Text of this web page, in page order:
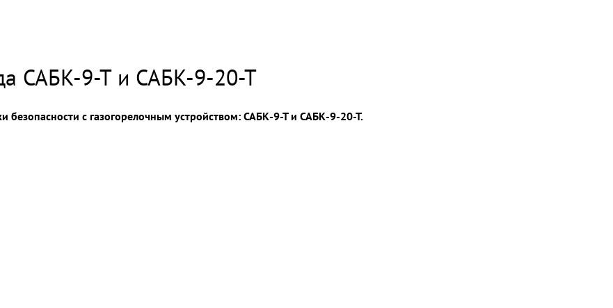
САБК-9-Т и САБК-9-20-Т
с газогорелочным устройством: САБК-9-Т и САБК-9-20-Т.